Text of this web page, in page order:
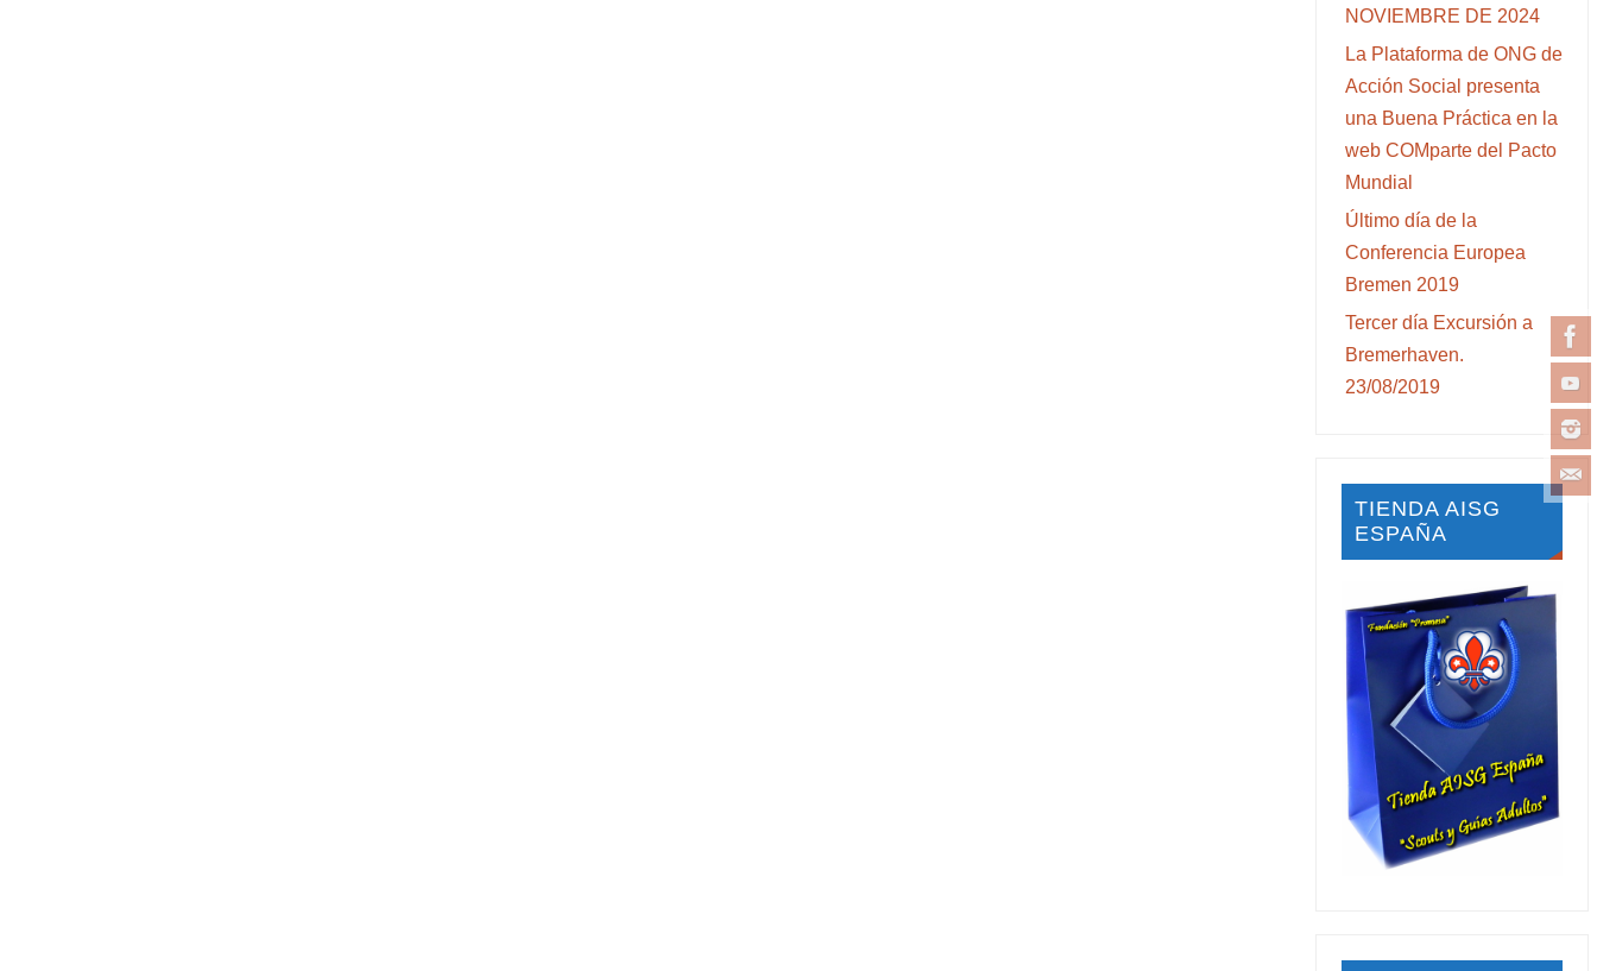
NOVIEMBRE DE 2024
La Plataforma de ONG de
Acción Social presenta
una Buena Práctica en la
web COMparte del Pacto
Mundial
Último día de la
Conferencia Europea
Bremen 2019
Tercer día Excursión a
Bremerhaven.
23/08/2019
TIENDA AISG
ESPAÑA